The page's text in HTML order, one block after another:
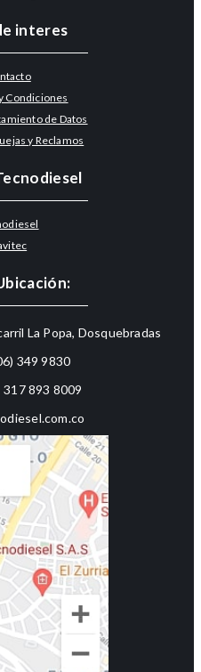
interes
Condiciones
de Datos
y Reclamos
La Popa, Dosquebradas
349 9830
893 8009